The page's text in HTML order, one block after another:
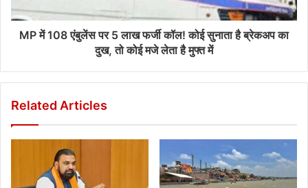
MP में 108 एंबुलेंस पर 5 लाख फर्जी कॉल! कोई सुनाता है ब्रेकअप का
दुख, तो कोई मजे लेता है मुफ्त में
Related Articles